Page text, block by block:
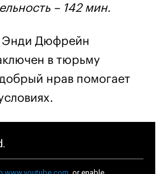
– 142 мин.
Энди Дюфрейн
в тюрьму
нрав помогает